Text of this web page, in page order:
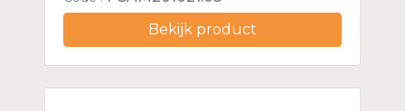
Bekijk product